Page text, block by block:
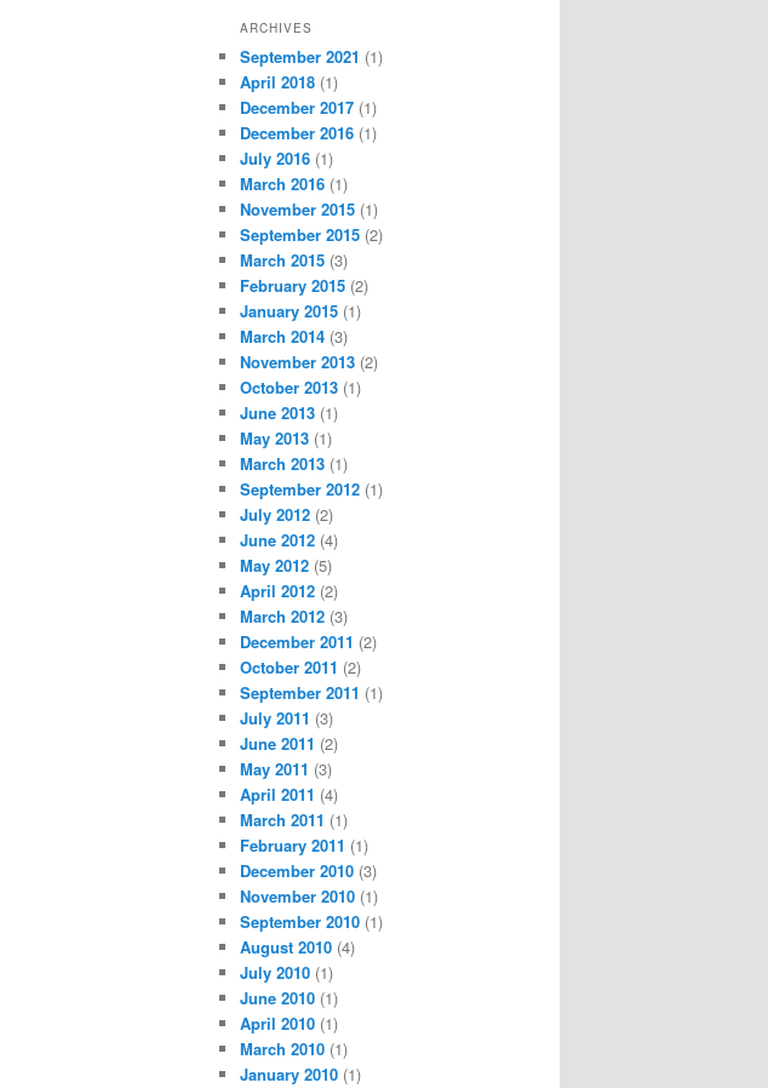
ARCHIVES
September 2021 (1)
April 2018 (1)
December 2017 (1)
December 2016 (1)
July 2016 (1)
March 2016 (1)
November 2015 (1)
September 2015 (2)
March 2015 (3)
February 2015 (2)
January 2015 (1)
March 2014 (3)
November 2013 (2)
October 2013 (1)
June 2013 (1)
May 2013 (1)
March 2013 (1)
September 2012 (1)
July 2012 (2)
June 2012 (4)
May 2012 (5)
April 2012 (2)
March 2012 (3)
December 2011 (2)
October 2011 (2)
September 2011 (1)
July 2011 (3)
June 2011 (2)
May 2011 (3)
April 2011 (4)
March 2011 (1)
February 2011 (1)
December 2010 (3)
November 2010 (1)
September 2010 (1)
August 2010 (4)
July 2010 (1)
June 2010 (1)
April 2010 (1)
March 2010 (1)
January 2010 (1)